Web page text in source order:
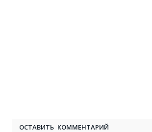
ОСТАВИТЬ КОММЕНТАРИЙ